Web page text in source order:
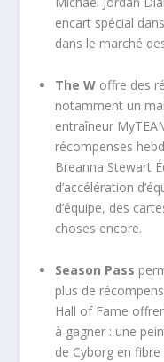
encart spécial
dans le marché
The W offre des
notamment un
entraîneur
récompenses
Breanna Stewart
d’accélération
d’équipe, des
choses encore.
Season Pass
plus de
Hall of Fame
à gagner : une
de Cyborg en